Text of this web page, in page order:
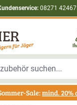
08271
Sale:mind. 20%